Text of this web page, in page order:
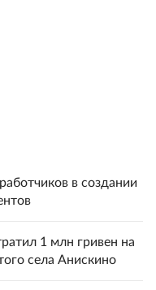
в создании
1 млн гривен на
села Анискино